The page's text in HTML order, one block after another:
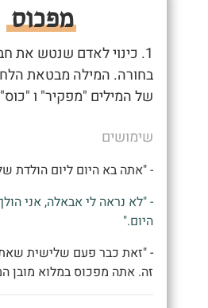
מפכוס
1. כינוי לאדם שנטש את
בחורה. המילה מבטאת
של המילים "מפקיר" ו
שימושים
- "אתה בא היום ליום הולדת
- "לא נראה לי אבאלה, אני
היום."
- "זאת כבר פעם שלישית
זה. אתה מפכוס במלוא מובן